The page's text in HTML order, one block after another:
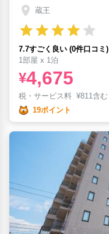
蔵王
7.7すごく良い (0件口コミ)
1部屋 x 1泊
¥4,675
税・サービス料 ¥811含む
19ポイント